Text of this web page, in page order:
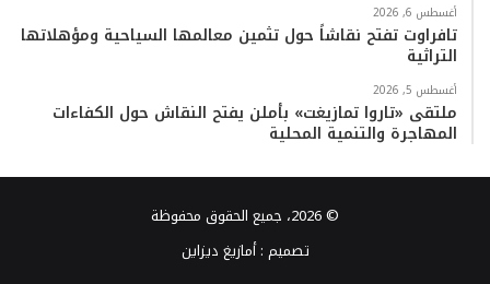
أغسطس 6, 2026
تافراوت تفتح نقاشاً حول تثمين معالمها السياحية ومؤهلاتها
التراثية
أغسطس 5, 2026
ملتقى «تاروا تمازيغت» بأملن يفتح النقاش حول الكفاءات
المهاجرة والتنمية المحلية
© 2026، جميع الحقوق محفوظة
تصميم :أمازيغ ديزاين